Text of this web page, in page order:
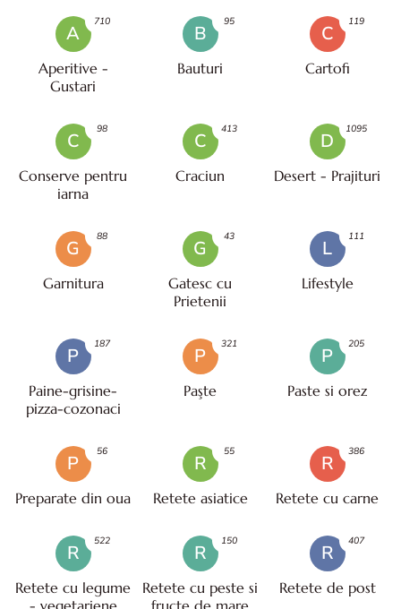
A
Aperitive -
Gustari
710
B
Bauturi
95
C
Cartofi
119
C
Conserve pentru
iarna
98
C
Craciun
413
D
Desert - Prajituri
1095
G
Garnitura
88
G
Gatesc cu
Prietenii
43
L
Lifestyle
111
P
Paine-grisine-
pizza-cozonaci
187
P
Paşte
321
P
Paste si orez
205
P
Preparate din oua
56
R
Retete asiatice
55
R
Retete cu carne
386
R
Retete cu legume
- vegetariene
522
R
Retete cu peste si
fructe de mare
150
R
Retete de post
407